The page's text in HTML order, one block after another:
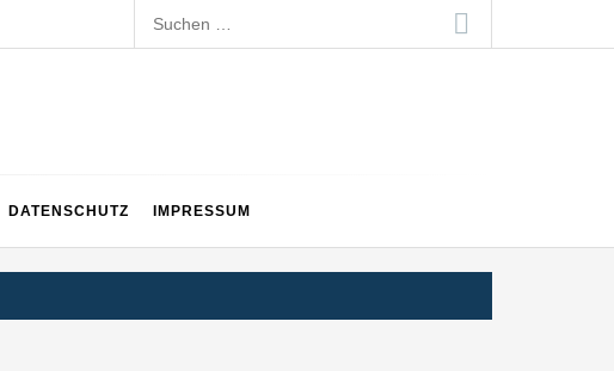
Suchen
nach:
DATENSCHUTZ IMPRESSUM